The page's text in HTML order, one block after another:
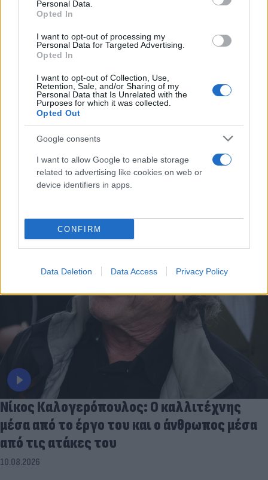
Personal Data.
Opted In
I want to opt-out of processing my
Personal Data for Targeted Advertising.
Opted In
I want to opt-out of Collection, Use,
Retention, Sale, and/or Sharing of my
Personal Data that Is Unrelated with the
Purposes for which it was collected.
Opted Out
Google consents
I want to allow Google to enable storage
related to advertising like cookies on web or
device identifiers in apps.
CONFIRM
Data Deletion Data Access Privacy Policy
FLASH FOCUS
Νίκος Καλογερόπουλος: Ο καλλιτέχνης
μέσα από το έργο του και ο άνθρωπος μέσα
από τις ατάκες του
10.08.2026